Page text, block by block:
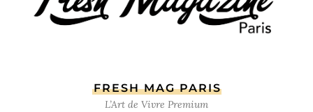
FRESH MAG PARIS
L’Art de Vivre Premium